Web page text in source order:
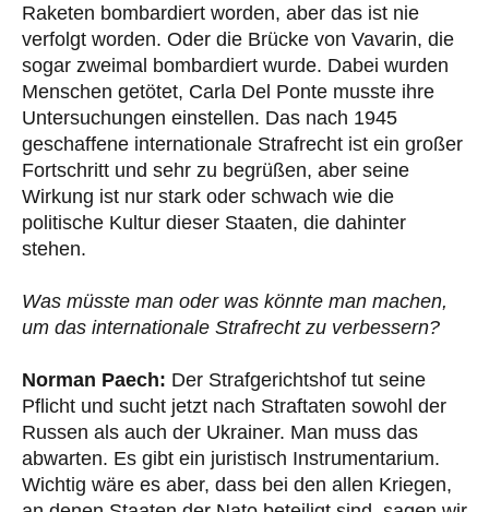
Raketen bombardiert worden, aber das ist nie
verfolgt worden. Oder die Brücke von Vavarin, die
sogar zweimal bombardiert wurde. Dabei wurden
Menschen getötet, Carla Del Ponte musste ihre
Untersuchungen einstellen. Das nach 1945
geschaffene internationale Strafrecht ist ein großer
Fortschritt und sehr zu begrüßen, aber seine
Wirkung ist nur stark oder schwach wie die
politische Kultur dieser Staaten, die dahinter
stehen.
Was müsste man oder was könnte man machen,
um das internationale Strafrecht zu verbessern?
Norman Paech: Der Strafgerichtshof tut seine
Pflicht und sucht jetzt nach Straftaten sowohl der
Russen als auch der Ukrainer. Man muss das
abwarten. Es gibt ein juristisch Instrumentarium.
Wichtig wäre es aber, dass bei den allen Kriegen,